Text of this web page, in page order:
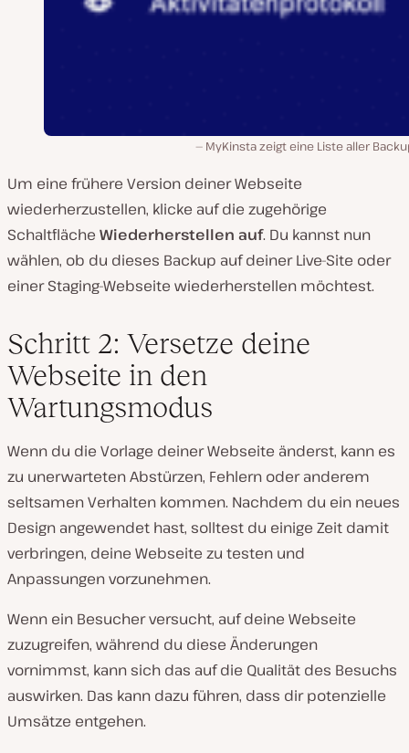
MyKinsta zeigt eine Liste aller
Um eine frühere Version deiner Webseite
wiederherzustellen, klicke auf die zugehörige
Schaltfläche Wiederherstellen auf. Du kannst nun
wählen, ob du dieses Backup auf deiner Live-Site oder
einer Staging-Webseite wiederherstellen möchtest.
Schritt 2: Versetze deine
Webseite in den
Wartungsmodus
Wenn du die Vorlage deiner Webseite änderst, kann es
zu unerwarteten Abstürzen, Fehlern oder anderem
seltsamen Verhalten kommen. Nachdem du ein neues
Design angewendet hast, solltest du einige Zeit damit
verbringen, deine Webseite zu testen und
Anpassungen vorzunehmen.
Wenn ein Besucher versucht, auf deine Webseite
zuzugreifen, während du diese Änderungen
vornimmst, kann sich das auf die Qualität des Besuchs
auswirken. Das kann dazu führen, dass dir potenzielle
Umsätze entgehen.